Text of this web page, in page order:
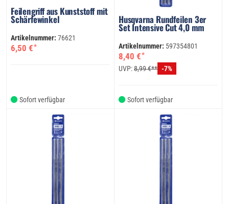
Feilengriff aus Kunststoff mit
Schärfewinkel
Artikelnummer: 76621
6,50 €*
Sofort verfügbar
Husqvarna Rundfeilen 3er
Set Intensive Cut 4,0 mm
Artikelnummer: 597354801
8,40 €*
UVP:8,99 €** -7%
Sofort verfügbar